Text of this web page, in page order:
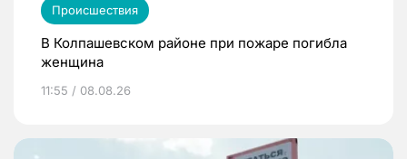
Происшествия
В Колпашевском районе при пожаре погибла
женщина
11:55 / 08.08.26